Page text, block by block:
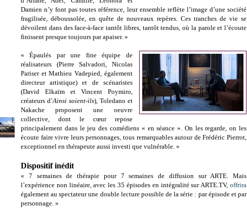
Damien n’y font pas toutes référence, leur ensemble reflète l’image d’une société
fragilisée, déboussolée, en quête de nouveaux repères. Ces tranches de vie se
dévoilent dans des face-à-face tantôt libres, tantôt tendus, où la parole et l’écoute
finissent presque toujours par apaiser. »
« Épaulés par une fine équipe de
réalisateurs (Pierre Salvadori, Nicolas
Pariser et Mathieu Vadepied, également
directeur artistique) et de scénaristes
(David Elkaïm et Vincent Poymiro,
créateurs d’Ainsi soient-ils), Toledano et
Nakache proposent une oeuvre
collective, dont le cœur repose
principalement dans le jeu des comédiens « en séance ». On les regarde, on les
écoute faire vivre leurs personnages, tous remarquables autour de Frédéric Pierrot,
exceptionnel en thérapeute aussi investi que vulnérable. »
Dispositif inédit
« 7 semaines de thérapie pour 7 semaines de diffusion sur ARTE. Mais
l’expérience non linéaire, avec les 35 épisodes en intégralité sur ARTE.TV, offrira
également au spectateur une double lecture possible de la série : par épisode et par
personnage. »